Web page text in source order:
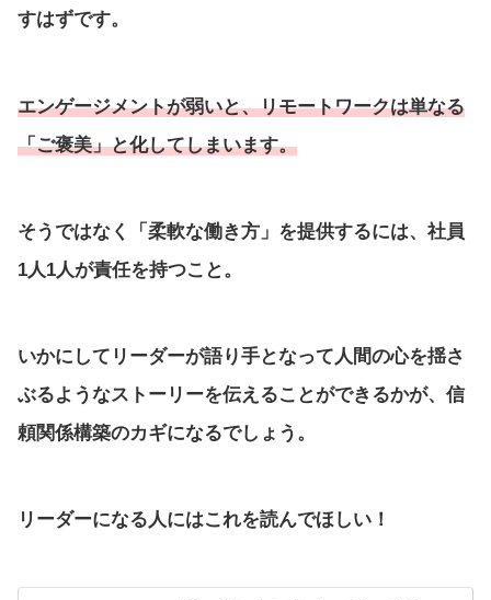
すはずです。
エンゲージメントが弱いと、リモートワークは単なる
「ご褒美」と化してしまいます。
そうではなく「柔軟な働き方」を提供するには、社員
1人1人が責任を持つこと。
いかにしてリーダーが語り手となって人間の心を揺さ
ぶるようなストーリーを伝えることができるかが、信
頼関係構築のカギになるでしょう。
リーダーになる人にはこれを読んでほしい！